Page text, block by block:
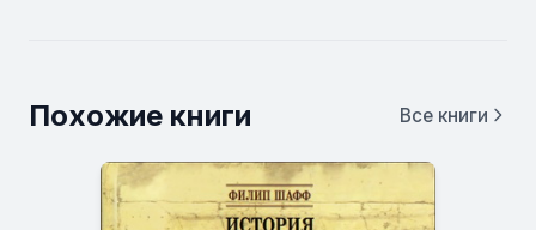
Похожие книги Все книги